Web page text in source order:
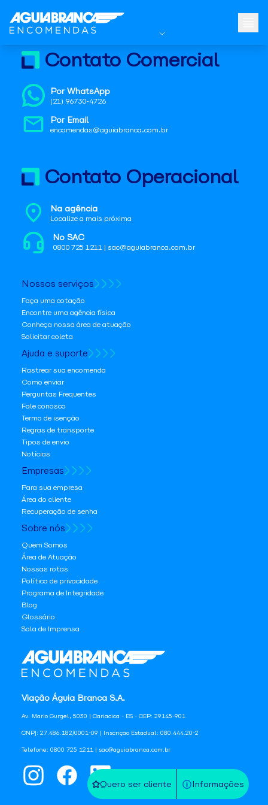
Quero ser cliente Informações
Viação Águia Branca S.A.
Av. Mario Gurgel, 5030 | Cariacica - ES - CEP: 29145-901
CNPJ: 27.486.182/0001-09 | Inscrição Estadual: 080.444.20-2
Telefone: 0800 725 1211 | sac@aguiabranca.com.br
Contato Comercial
Por WhatsApp
(21) 96730-4726
Por Email
encomendas@aguiabranca.com.br
Contato Operacional
Na agência
Localize a mais próxima
No SAC
0800 725 1211 | sac@aguiabranca.com.br
Nossos serviços
Faça uma cotação
Encontre uma agência física
Conheça nossa área de atuação
Solicitar coleta
Ajuda e suporte
Rastrear sua encomenda
Como enviar
Perguntas Frequentes
Fale conosco
Termo de isenção
Regras de transporte
Tipos de envio
Notícias
Empresas
Para sua empresa
Área do cliente
Recuperação de senha
Sobre nós
Quem Somos
Área de Atuação
Nossas rotas
Política de privacidade
Programa de Integridade
Blog
Glossário
Sala de Imprensa